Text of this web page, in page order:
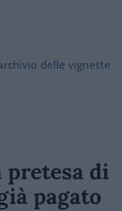
delle vignette
pretesa di
pagato